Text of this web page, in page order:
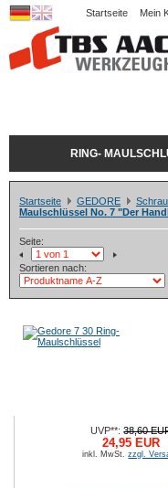
Startseite Mein
RING-
Startseite GEDORE
Maulschlüssel No. 7 "Der
Seite:
Sortieren nach:
UVP**:38,60
24,95 EUR
inkl. MwSt.zzgl.